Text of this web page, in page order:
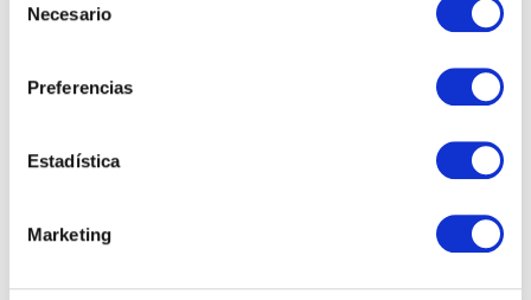
Necesario
Preferencias
Estadística
Marketing